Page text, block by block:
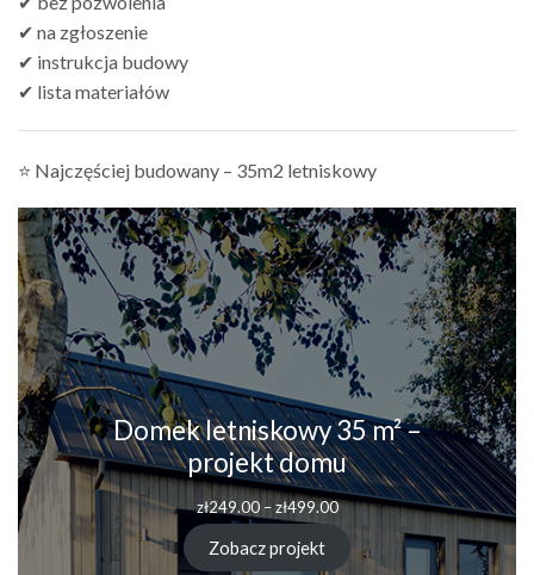
✔ na zgłoszenie
✔ instrukcja budowy
✔ lista materiałów
⭐ Najczęściej budowany – 35m2 letniskowy
Domek letniskowy 35 m² –
projekt domu
zł249.00 – zł499.00Zakres
zł249.00
Zobacz projekt